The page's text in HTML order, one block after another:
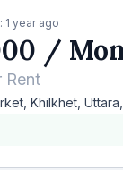
1 year ago
/
Rent
Khilkhet,